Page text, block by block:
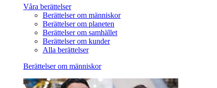
Våra berättelser
Berättelser om människor
Berättelser om planeten
Berättelser om samhället
Berättelser om kunder
Alla berättelser
Berättelser om människor